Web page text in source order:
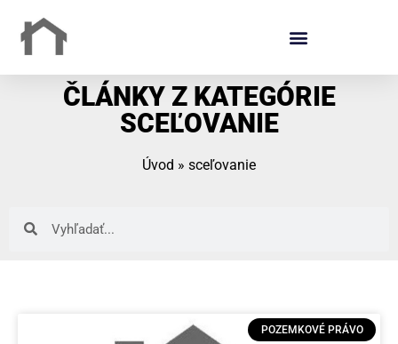
ČLÁNKY Z KATEGÓRIE
SCEĽOVANIE
Úvod » sceľovanie
POZEMKOVÉ PRÁVO